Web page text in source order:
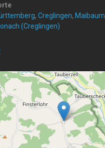
, Creglingen, Maibaum
(Creglingen)